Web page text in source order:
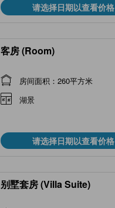
请选择日期以查看价格
客房 (Room)
房间面积：260平方米
湖景
请选择日期以查看价格
别墅套房 (Villa Suite)